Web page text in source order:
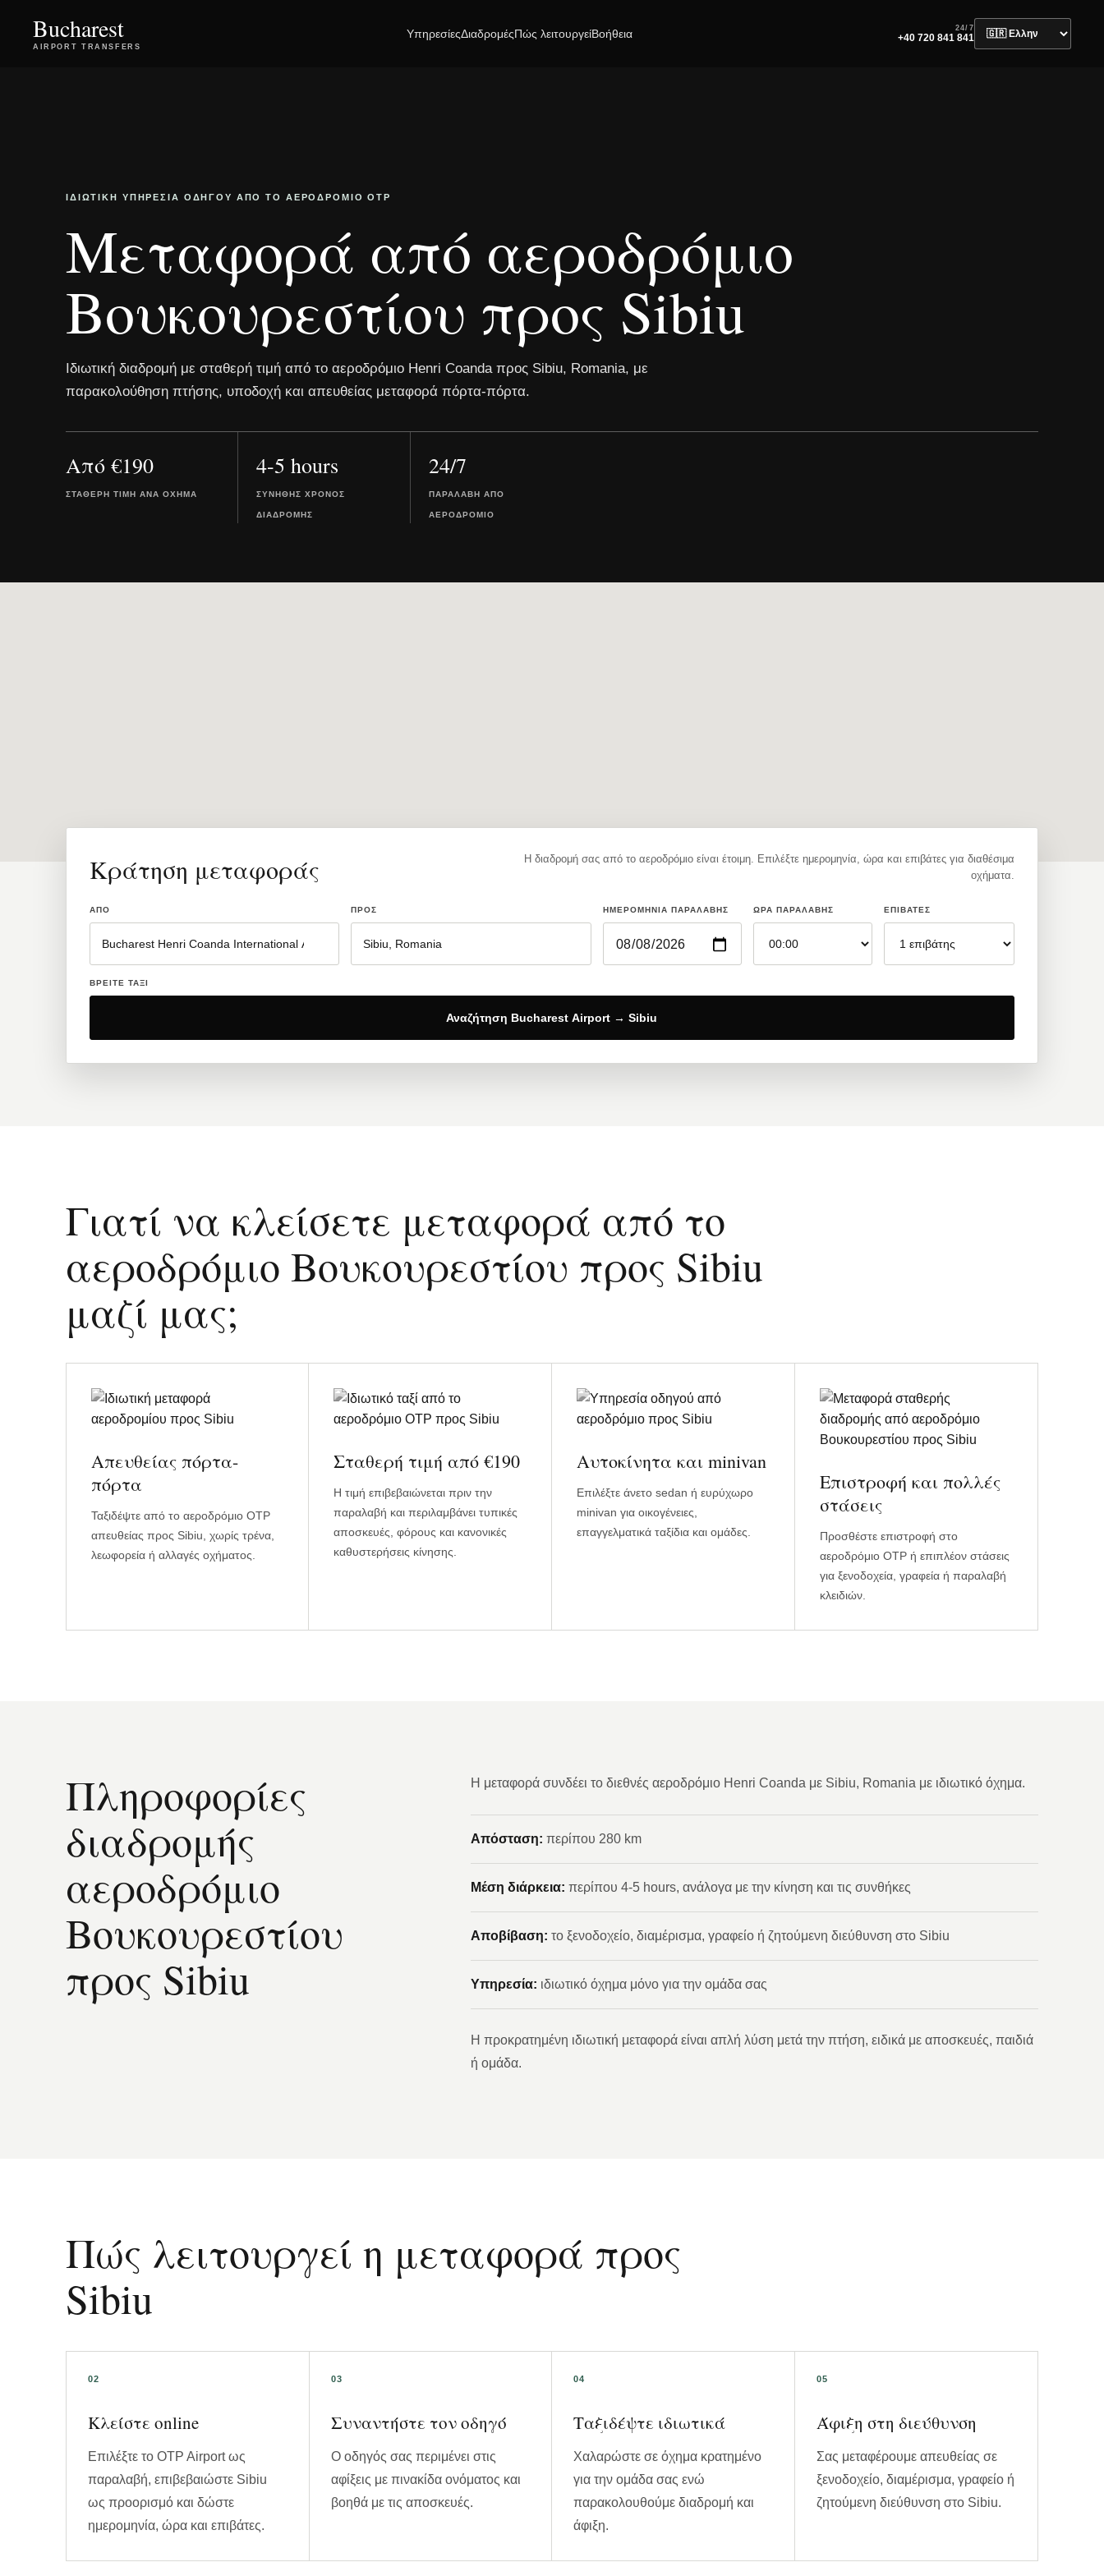
Bucharest
AIRPORT TRANSFERS
ΥπηρεσίεςΔιαδρομέςΠώς λειτουργείΒοήθεια 24/7
+40 720 841 841
ΙΔΙΩΤΙΚΉ ΥΠΗΡΕΣΊΑ ΟΔΗΓΟΎ ΑΠΌ ΤΟ ΑΕΡΟΔΡΌΜΙΟ OTP
Μεταφορά από αεροδρόμιο
Βουκουρεστίου προς Sibiu
Ιδιωτική διαδρομή με σταθερή τιμή από το αεροδρόμιο Henri Coanda προς Sibiu, Romania, με
παρακολούθηση πτήσης, υποδοχή και απευθείας μεταφορά πόρτα-πόρτα.
Από €190
ΣΤΑΘΕΡΉ ΤΙΜΉ ΑΝΆ ΌΧΗΜΑ
4-5 hours
ΣΥΝΉΘΗΣ ΧΡΌΝΟΣ
ΔΙΑΔΡΟΜΉΣ
24/7
ΠΑΡΑΛΑΒΉ ΑΠΌ
ΑΕΡΟΔΡΌΜΙΟ
Κράτηση μεταφοράς
Η διαδρομή σας από το αεροδρόμιο είναι έτοιμη. Επιλέξτε ημερομηνία, ώρα και επιβάτες για διαθέσιμα
οχήματα.
ΑΠΌ ΠΡΟΣ ΗΜΕΡΟΜΗΝΊΑ ΠΑΡΑΛΑΒΉΣ ΏΡΑ ΠΑΡΑΛΑΒΉΣ ΕΠΙΒΆΤΕΣ
ΒΡΕΊΤΕ ΤΑΞΊ
Αναζήτηση Bucharest Airport → Sibiu
Γιατί να κλείσετε μεταφορά από το
αεροδρόμιο Βουκουρεστίου προς Sibiu
μαζί μας;
Απευθείας πόρτα-
πόρτα
Ταξιδέψτε από το αεροδρόμιο OTP
απευθείας προς Sibiu, χωρίς τρένα,
λεωφορεία ή αλλαγές οχήματος.
Σταθερή τιμή από €190
Η τιμή επιβεβαιώνεται πριν την
παραλαβή και περιλαμβάνει τυπικές
αποσκευές, φόρους και κανονικές
καθυστερήσεις κίνησης.
Αυτοκίνητα και minivan
Επιλέξτε άνετο sedan ή ευρύχωρο
minivan για οικογένειες,
επαγγελματικά ταξίδια και ομάδες.
Επιστροφή και πολλές
στάσεις
Προσθέστε επιστροφή στο
αεροδρόμιο OTP ή επιπλέον στάσεις
για ξενοδοχεία, γραφεία ή παραλαβή
κλειδιών.
Πληροφορίες
διαδρομής
αεροδρόμιο
Βουκουρεστίου
προς Sibiu
Η μεταφορά συνδέει το διεθνές αεροδρόμιο Henri Coanda με Sibiu, Romania με ιδιωτικό όχημα.
Απόσταση: περίπου 280 km
Μέση διάρκεια: περίπου 4-5 hours, ανάλογα με την κίνηση και τις συνθήκες
Αποβίβαση: το ξενοδοχείο, διαμέρισμα, γραφείο ή ζητούμενη διεύθυνση στο Sibiu
Υπηρεσία: ιδιωτικό όχημα μόνο για την ομάδα σας
Η προκρατημένη ιδιωτική μεταφορά είναι απλή λύση μετά την πτήση, ειδικά με αποσκευές, παιδιά
ή ομάδα.
Πώς λειτουργεί η μεταφορά προς
Sibiu
Κλείστε online
Επιλέξτε το OTP Airport ως
παραλαβή, επιβεβαιώστε Sibiu
ως προορισμό και δώστε
ημερομηνία, ώρα και επιβάτες.
Συναντήστε τον οδηγό
Ο οδηγός σας περιμένει στις
αφίξεις με πινακίδα ονόματος και
βοηθά με τις αποσκευές.
Ταξιδέψτε ιδιωτικά
Χαλαρώστε σε όχημα κρατημένο
για την ομάδα σας ενώ
παρακολουθούμε διαδρομή και
άφιξη.
Άφιξη στη διεύθυνση
Σας μεταφέρουμε απευθείας σε
ξενοδοχείο, διαμέρισμα, γραφείο ή
ζητούμενη διεύθυνση στο Sibiu.